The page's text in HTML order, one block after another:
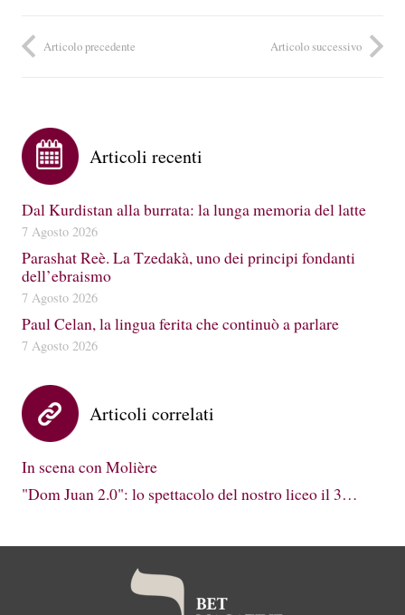
Articolo precedente Articolo successivo
Articoli recenti
Dal Kurdistan alla burrata: la lunga memoria del latte
7 Agosto 2026
Parashat Reè. La Tzedakà, uno dei principi fondanti
dell’ebraismo
7 Agosto 2026
Paul Celan, la lingua ferita che continuò a parlare
7 Agosto 2026
Articoli correlati
In scena con Molière
"Dom Juan 2.0": lo spettacolo del nostro liceo il 3…